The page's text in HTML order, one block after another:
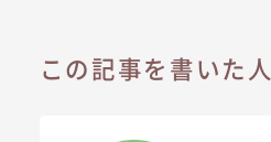
この記事を書いた人